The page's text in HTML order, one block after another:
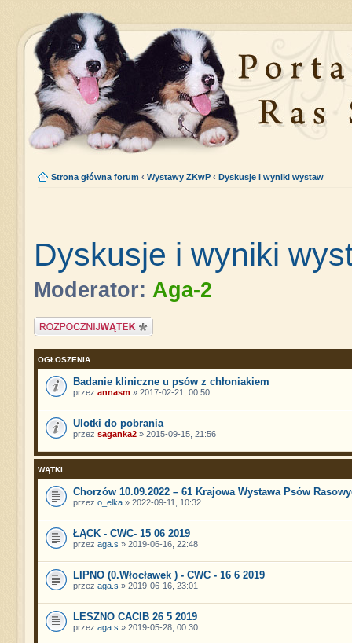
Strona główna forum ‹ Wystawy ZKwP ‹ Dyskusje i wyniki wystaw
Dyskusje i wyniki
Moderator: Aga-2
Napisz wątek
OGŁOSZENIA
Badanie kliniczne u psów z chłoniakiem
przez annasm» 2017-02-21, 00:50
Ulotki do pobrania
przez saganka2» 2015-09-15, 21:56
WĄTKI
Chorzów 10.09.2022 – 61 Krajowa Wystawa Psów
przez o_elka» 2022-09-11, 10:32
ŁĄCK - CWC- 15 06 2019
przez aga.s » 2019-06-16, 22:48
LIPNO (0.Włocławek ) - CWC - 16 6 2019
przez aga.s » 2019-06-16, 23:01
LESZNO CACIB 26 5 2019
przez aga.s » 2019-05-28, 00:30